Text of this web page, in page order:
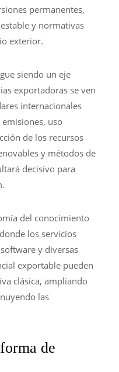
permanentes,
y normativas
exterior.
siendo un eje
exportadoras se ven
internacionales
uso
de los recursos
y métodos de
decisivo para
del conocimiento
los servicios
y diversas
exportable pueden
clásica, ampliando
las
de